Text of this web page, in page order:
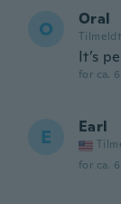
O Oral
It’s
for ca.
E Earl
for ca.